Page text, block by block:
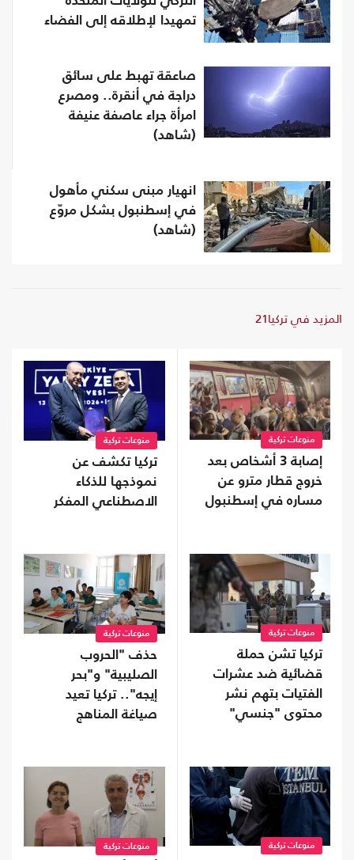
تمهيدا لإطلاقه إلى الفضاء
صاعقة تهبط على سائق
دراجة في أنقرة.. ومصرع
امرأة جراء عاصفة عنيفة
(شاهد)
انهيار مبنى سكني مأهول
في إسطنبول بشكل مروّع
(شاهد)
المزيد في تركيا21
منوعات تركية
إصابة 3 أشخاص بعد
خروج قطار مترو عن
مساره في إسطنبول
منوعات تركية
تركيا تكشف عن
نموذجها للذكاء
الاصطناعي المفكر
منوعات تركية
تركيا تشن حملة
قضائية ضد عشرات
الفتيات بتهم نشر
محتوى "جنسي"
منوعات تركية
حذف "الحروب
الصليبية" و"بحر
إيجه".. تركيا تعيد
صياغة المناهج
منوعات تركية منوعات تركية